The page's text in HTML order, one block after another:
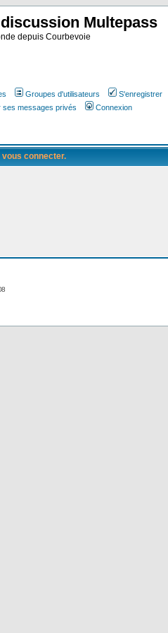
Multepass
depuis Courbevoie
Groupes d'utilisateurs
S'enregistrer
ses messages privés Connexion
connecter.